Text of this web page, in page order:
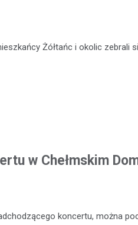
Żółtańc i okolic zebrali
w Chełmskim
koncertu, można